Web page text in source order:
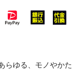
らゆる、モノやかた